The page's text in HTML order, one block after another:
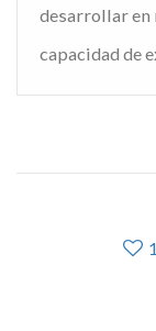
desarrollar en
capacidad de
1